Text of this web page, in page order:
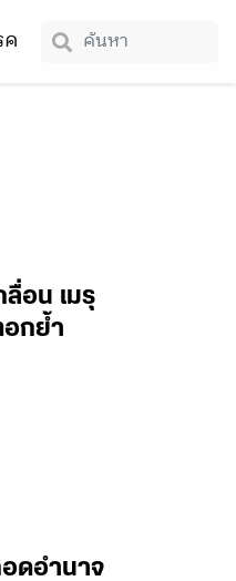
อน เมรุ
อกย้ำ
อดอำนาจ